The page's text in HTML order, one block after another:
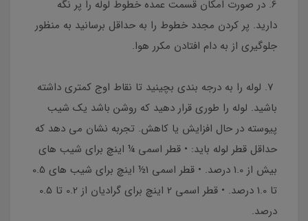
6. در صورت امکان قسمت عمده خطوط لوله را پر نگه
دارید. پر کردن مجدد خطوط را به حداقل برسانید به منظور
جلوگیری از به دام افتادن مکرر هوا.
7. لوله را به درجه بندی بچینید تا نقاط اوج کمتری داشته
باشید. لوله را طوری قرار دهید که روشن باشد یک شیب
پیوسته در حال افزایش یا کاهش. تجربه نشان می دهد که
حداقل قطر لوله باید: • قطر اسمی ¼ اینچ برای شیب های
بیش از 1.0 درصد. • قطر اسمی 1½ اینچ برای شیب های 0.5
تا 1.0 درصد. • قطر اسمی 2 اینچ برای گرادیان از 0.2 تا 0.5
درصد.